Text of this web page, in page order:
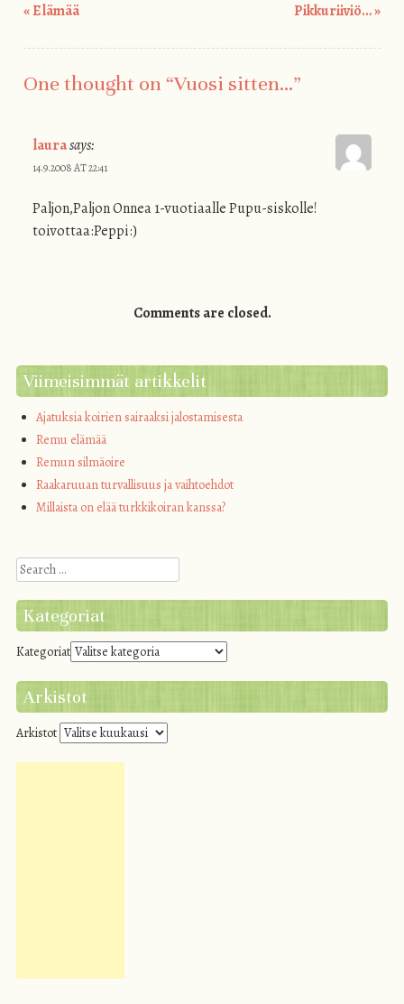
«Elämää Pikkuriiviö…»
One thought on “Vuosi sitten…”
laurasays:
14.9.2008 AT 22:41
Paljon,Paljon Onnea 1-vuotiaalle Pupu-siskolle!
toivottaa:Peppi:)
Comments are closed.
Viimeisimmät artikkelit
Ajatuksia koirien sairaaksi jalostamisesta
Remu elämää
Remun silmäoire
Raakaruuan turvallisuus ja vaihtoehdot
Millaista on elää turkkikoiran kanssa?
Search
Kategoriat
Kategoriat
Arkistot
Arkistot